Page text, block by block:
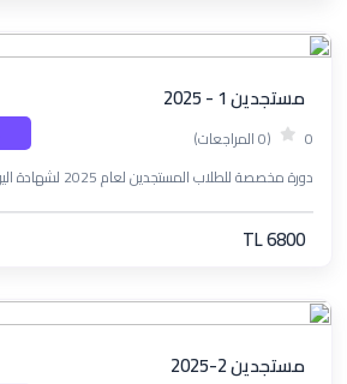
مستجدين 1 - 2025
0 (0 المراجعات)
دورة مخصصة للطلاب المستجدين لعام 2025 لشهادة اليوس
TL 6800
مستجدين 2-2025